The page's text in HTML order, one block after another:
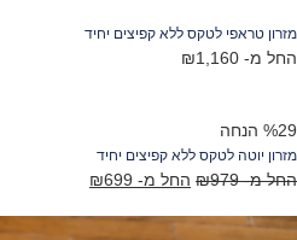
טראפי לטקס ללא קפיצים יחיד
מ- ₪ 1,160
הנחה
יוטה לטקס ללא קפיצים יחיד
מ- ₪979 החל מ- ₪699